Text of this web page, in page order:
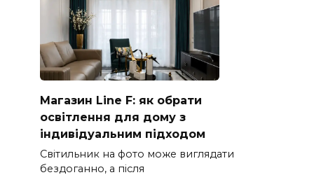
Магазин Line F: як обрати
освітлення для дому з
індивідуальним підходом
Світильник на фото може виглядати
бездоганно, а після